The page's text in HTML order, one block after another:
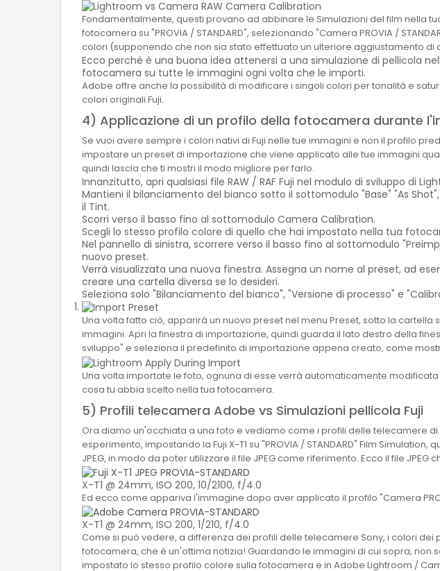
Fondamentalmente, questi provano ad abbinare le Simulazioni del film nella
fotocamera su "PROVIA / STANDARD", selezionando "Camera PROVIA /
colori (supponendo che non sia stato effettuato un ulteriore aggiustamento
Ecco perché è una buona idea attenersi a una simulazione di pellicola
fotocamera su tutte le immagini ogni volta che le importi.
Adobe offre anche la possibilità di modificare i singoli colori per tonalità e
colori originali Fuji.
4) Applicazione di un profilo della fotocamera durante
Se vuoi avere sempre i colori nativi di Fuji nelle tue immagini e non il profilo
impostare un preset di importazione che viene applicato alle tue immagini
quindi lascia che ti mostri il modo migliore per farlo.
Innanzitutto, apri qualsiasi file RAW / RAF Fuji nel modulo di sviluppo di
Mantieni il bilanciamento del bianco sotto il sottomodulo "Base" "As
il Tint.
Scorri verso il basso fino al sottomodulo Camera Calibration.
Scegli lo stesso profilo colore di quello che hai impostato nella tua
Nel pannello di sinistra, scorrere verso il basso fino al sottomodulo
nuovo preset.
Verrà visualizzata una nuova finestra. Assegna un nome al preset, ad
creare una cartella diversa se lo desideri.
Seleziona solo "Bilanciamento del bianco", "Versione di processo" e
Una volta fatto ciò, apparirà un nuovo preset nel menu Preset, sotto la
immagini. Apri la finestra di importazione, quindi guarda il lato destro della
sviluppo" e seleziona il predefinito di importazione appena creato, come
Una volta importate le foto, ognuna di esse verrà automaticamente
cosa tu abbia scelto nella tua fotocamera.
5) Profili telecamera Adobe vs Simulazioni pellicola Fuji
Ora diamo un'occhiata a una foto e vediamo come i profili delle telecamere
esperimento, impostando la Fuji X-T1 su "PROVIA / STANDARD" Film
JPEG, in modo da poter utilizzare il file JPEG come riferimento. Ecco il file
X-T1 @ 24mm, ISO 200, 10/2100, f/4.0
Ed ecco come appariva l'immagine dopo aver applicato il profilo "Camera
X-T1 @ 24mm, ISO 200, 1/210, f/4.0
Come si può vedere, a differenza dei profili delle telecamere Sony, i colori
fotocamera, che è un'ottima notizia! Guardando le immagini di cui sopra,
impostato lo stesso profilo colore sulla fotocamera e in Adobe Lightroom /